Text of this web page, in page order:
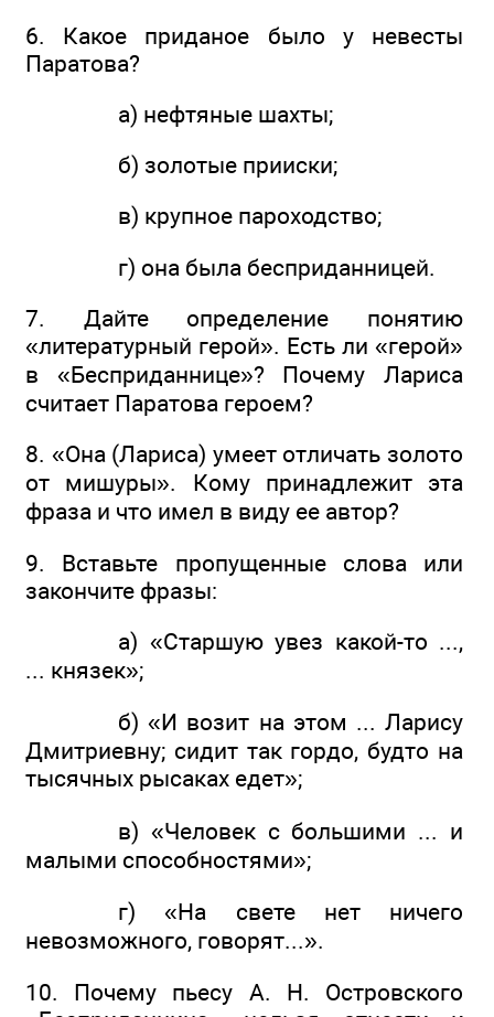
6. Какое приданое было у невесты
Паратова?
а) нефтяные шахты;
б) золотые прииски;
в) крупное пароходство;
г) она была бесприданницей.
7. Дайте определение понятию
«литературный герой». Есть ли «герой»
в «Бесприданнице»? Почему Лариса
считает Паратова героем?
8. «Она (Лариса) умеет отличать золото
от мишуры». Кому принадлежит эта
фраза и что имел в виду ее автор?
9. Вставьте пропущенные слова или
закончите фразы:
а) «Старшую увез какой-то ...,
... князек»;
б) «И возит на этом ... Ларису
Дмитриевну; сидит так гордо, будто на
тысячных рысаках едет»;
в) «Человек с большими ... и
малыми способностями»;
г) «На свете нет ничего
невозможного, говорят...».
10. Почему пьесу А. Н. Островского